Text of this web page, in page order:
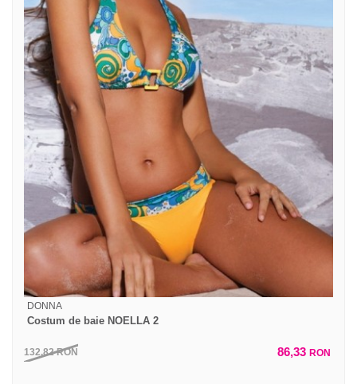
DONNA
Costum de baie NOELLA 2
132,82RON 86,33 RON